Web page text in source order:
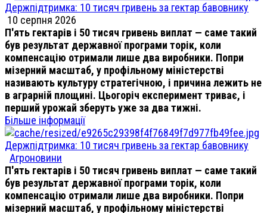
Держпідтримка: 10 тисяч гривень за гектар бавовнику
10 серпня 2026
П'ять гектарів і 50 тисяч гривень виплат — саме такий
був результат державної програми торік, коли
компенсацію отримали лише два виробники. Попри
мізерний масштаб, у профільному міністерстві
називають культуру стратегічною, і причина лежить не
в аграрній площині. Цьогоріч експеримент триває, і
перший урожай зберуть уже за два тижні.
Більше інформації
Держпідтримка: 10 тисяч гривень за гектар бавовнику
Агроновини
П'ять гектарів і 50 тисяч гривень виплат — саме такий
був результат державної програми торік, коли
компенсацію отримали лише два виробники. Попри
мізерний масштаб, у профільному міністерстві